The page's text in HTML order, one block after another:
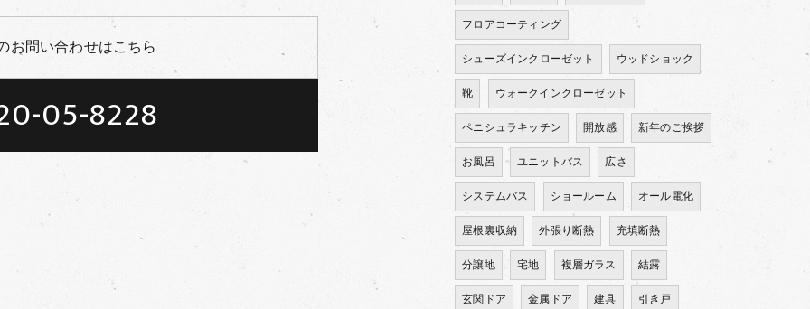
お問い合わせはこちら
05-8228
フロアコーティング
シューズインクローゼット
ウッドショック
靴
ウォークインクローゼット
ペニシュラキッチン
開放感
新年のご挨拶
お風呂
ユニットバス
広さ
システムバス
ショールーム
オール電化
屋根裏収納
外張り断熱
充填断熱
分譲地
宅地 複層ガラス
結露
玄関ドア
金属ドア 建具
引き戸